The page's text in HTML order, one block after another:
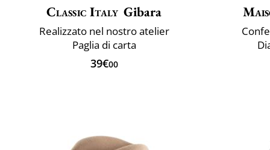
Classic Italy Gibara
Realizzato nel nostro atelier
Paglia di carta
39€00